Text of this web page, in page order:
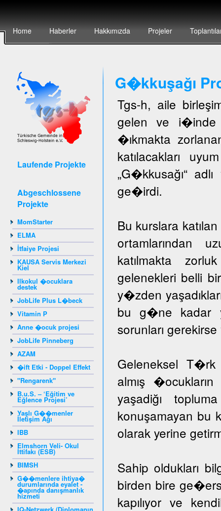
Home Haberler Hakkımızda Projeler
Laufende Projekte
Abgeschlossene
Projekte
MomStarter
ELMA
İtfaiye Projesi
KAUSA Servis Merkezi
Kiel
Ilkokul �ocuklara
destek
JobLife Plus L�beck
Vitamin P
Anne �ocuk projesi
JobLife Pinneberg
AZAM
�ift Etki - Doppel Effekt
"Rengarenk"
B.u.S. – ‘Eğitim ve
Eğlence Projesi’
Yaşlı G��menler
İletişim Ağı
IBB
Elmshorn Veli- Okul
İttifakı (ESB)
BIMSH
G��menlere ihtiya�
durumlarında eyalet -
�apında danışmanlık
hizmeti
G�kkuşağı
Tgs-h, aile
gelen ve i�inde
�ıkmakta
katılacakları
„G�kkusağı“
ge�irdi.
Bu kurslara
ortamlarından
katılmakta
gelenekleri belli
y�zden
bu g�ne kadar
sorunları
Geleneksel
almış
yaşadiğı
konuşamayan bu
olarak yerine
Sahip oldukları
birden bire
kapılıyor ve